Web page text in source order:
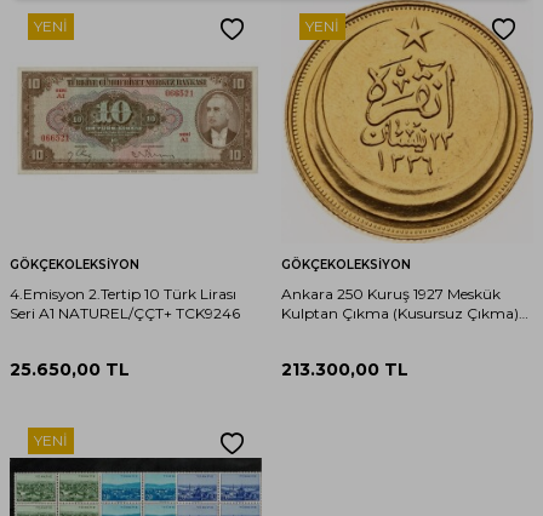
YENI
GÖKÇEKOLEKSIYON
4.Emisyon 2.Tertip 10 Türk Lirası
Seri A1 NATUREL/ÇÇT+ TCK9246
25.650,00 TL
YENI
GÖKÇEKOLEKSIYON
Ankara 250 Kuruş 1927 Meskük
Kulptan Çıkma (Kusursuz Çıkma)
213.300,00 TL
YENI